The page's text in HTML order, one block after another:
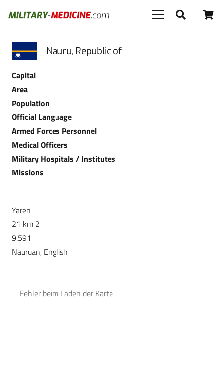
Nauru, Republic of
Capital
Area
Population
Official Language
Armed Forces Personnel
Medical Officers
Military Hospitals / Institutes
Missions
Yaren
21 km 2
9.591
Nauruan, English
Fehler beim Laden der Karte